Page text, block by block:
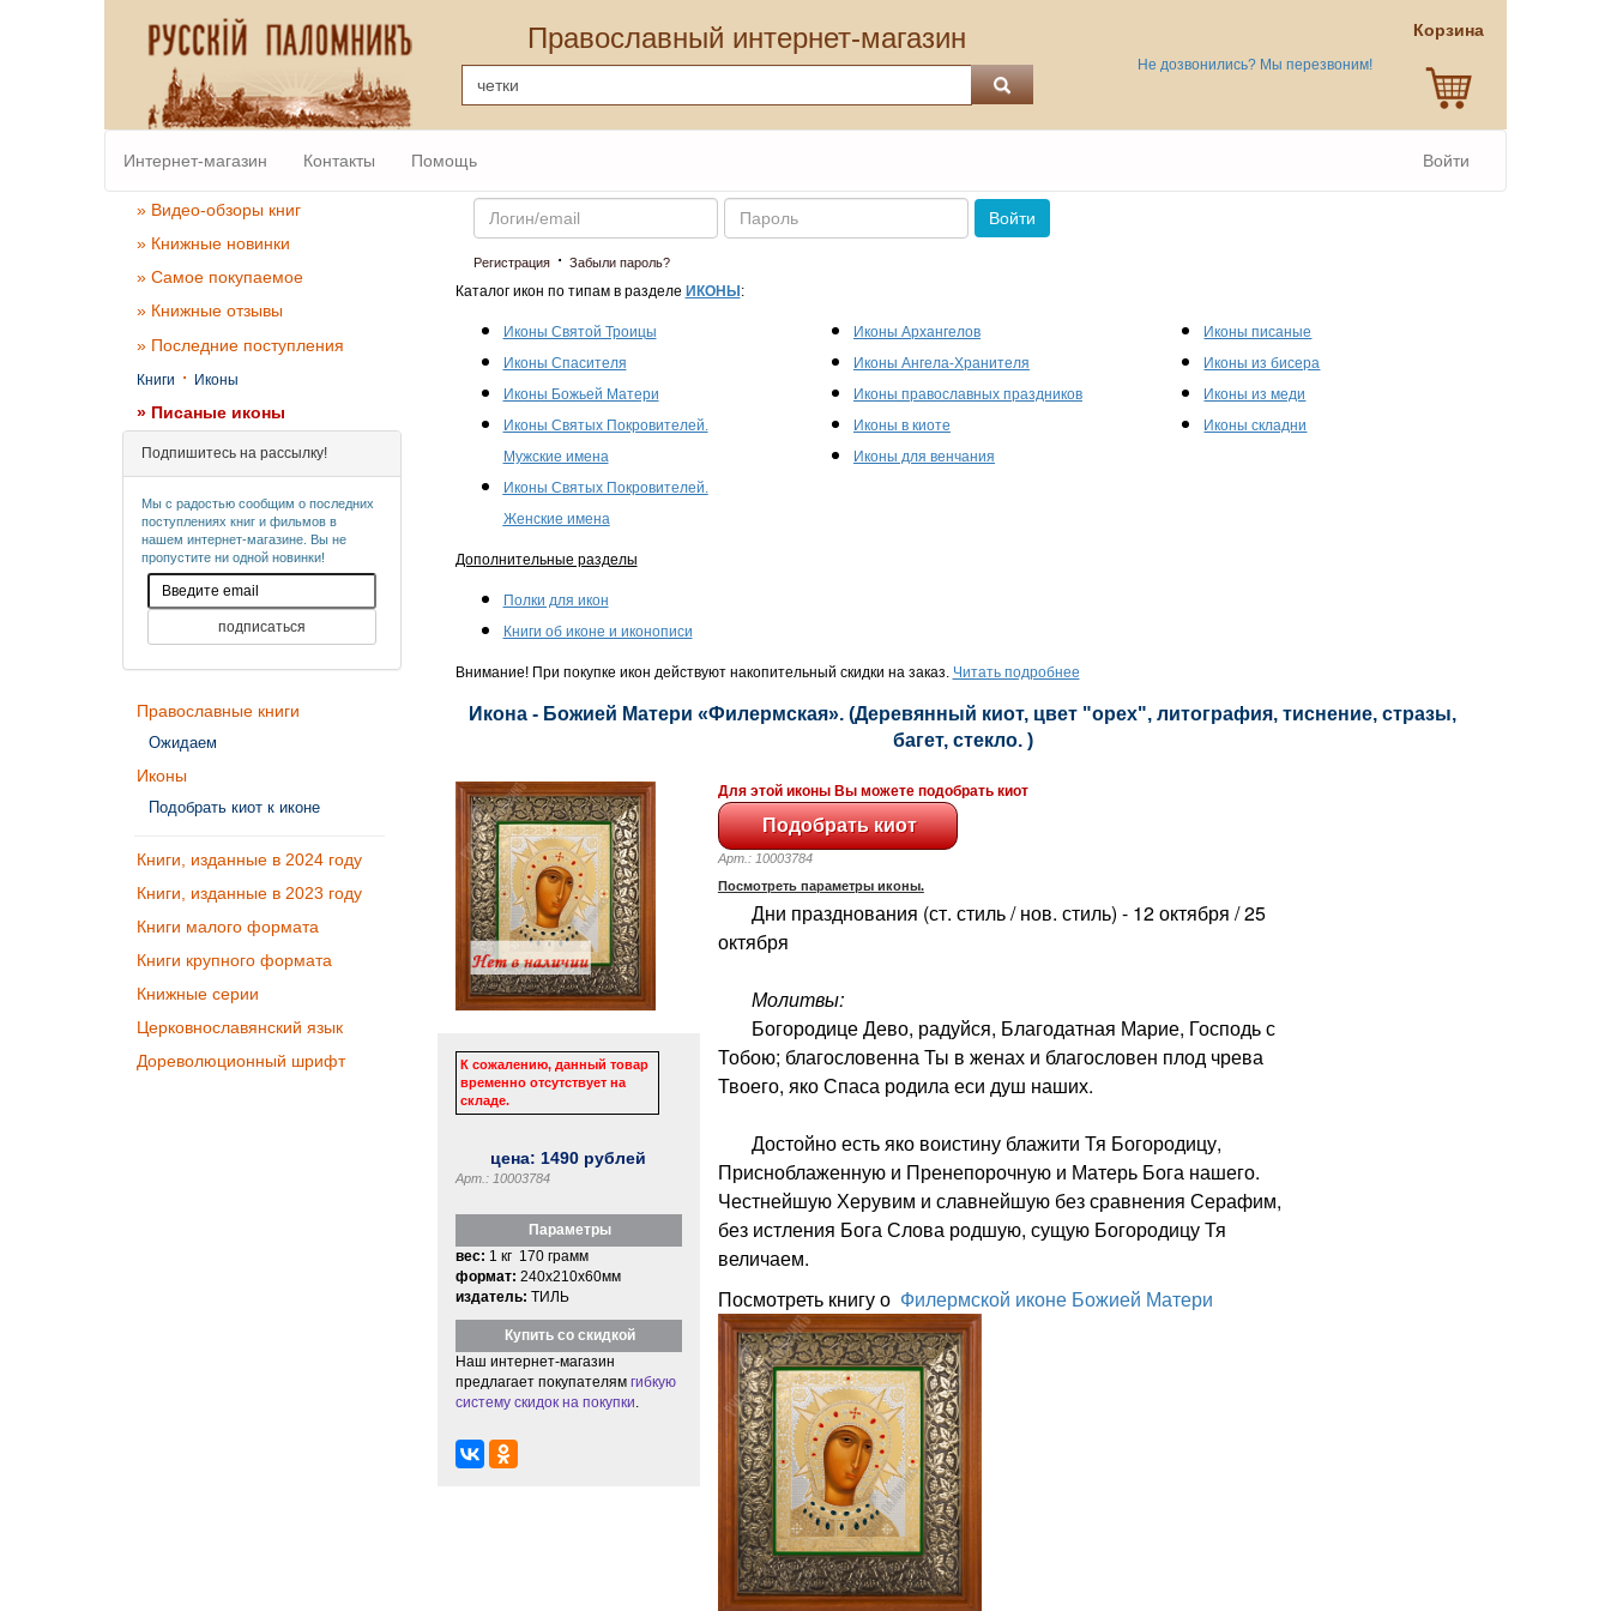
Православный интернет-магазин
Не дозвонились? Мы перезвоним!
Корзина
Интернет-магазин Контакты Помощь Войти
» Видео-обзоры книг
» Книжные новинки
» Самое покупаемое
» Книжные отзывы
» Последние поступления
Книги · Иконы
» Писаные иконы
Подпишитесь на рассылку!
Мы с радостью сообщим о последних
поступлениях книг и фильмов в
нашем интернет-магазине. Вы не
пропустите ни одной новинки!
Православные книги
Ожидаем
Иконы
Подобрать киот к иконе
Книги, изданные в 2024 году
Книги, изданные в 2023 году
Книги малого формата
Книги крупного формата
Книжные серии
Церковнославянский язык
Дореволюционный шрифт
Email Пароль
Войти
Регистрация· Забыли пароль?
Каталог икон по типам в разделе ИКОНЫ :
Иконы Святой Троицы
Иконы Спасителя
Иконы Божьей Матери
Иконы Святых Покровителей.
Мужские имена
Иконы Святых Покровителей.
Женские имена
Иконы Архангелов
Иконы Ангела-Хранителя
Иконы православных праздников
Иконы в киоте
Иконы для венчания
Иконы писаные
Иконы из бисера
Иконы из меди
Иконы складни
Дополнительные разделы
Полки для икон
Книги об иконе и иконописи
Внимание! При покупке икон действуют накопительный скидки на заказ. Читать подробнее
Икона - Божией Матери «Филермская». (Деревянный киот, цвет "орех", литография, тиснение, стразы,
багет, стекло. )
К сожалению, данный товар
временно отсутствует на
складе.
цена: 1490 рублей
Арт.: 10003784
Параметры
вес: 1 кг 170 грамм
формат: 240x210x60мм
издатель: ТИЛЬ
Купить со скидкой
Наш интернет-магазин
предлагает покупателям гибкую
систему скидок на покупки
Для этой иконы Вы можете подобрать киот
Арт.: 10003784
Посмотреть параметры иконы.
Дни празднования (ст. стиль / нов. стиль) - 12 октября / 25
октября
Молитвы:
Богородице Дево, радуйся, Благодатная Марие, Господь с
Тобою; благословенна Ты в женах и благословен плод чрева
Твоего, яко Спаса родила еси душ наших.
Достойно есть яко воистину блажити Тя Богородицу,
Присноблаженную и Пренепорочную и Матерь Бога нашего.
Честнейшую Херувим и славнейшую без сравнения Серафим,
без истления Бога Слова родшую, сущую Богородицу Тя
величаем.
Посмотреть книгу о Филермской иконе Божией Матери